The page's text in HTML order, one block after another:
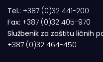
Tel.: +387 (0)32 441-200
Fax: +387 (0)32 405-970
Službenik za zaštitu ličnih
+387 (0)32 464-450